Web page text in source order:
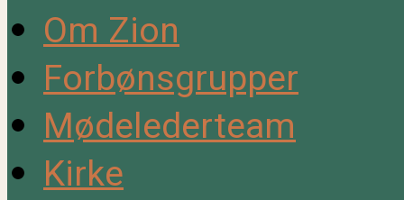
Om Zion
Forbønsgrupper
Mødelederteam
Kirke